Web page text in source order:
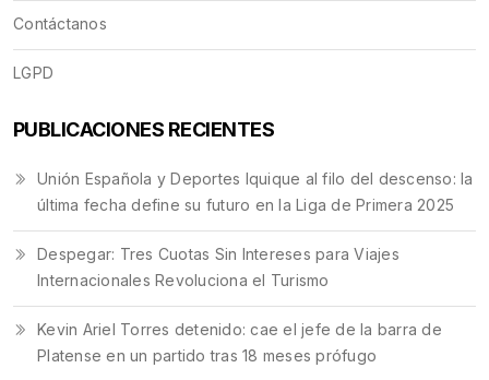
Contáctanos
LGPD
PUBLICACIONES RECIENTES
Unión Española y Deportes Iquique al filo del descenso: la
última fecha define su futuro en la Liga de Primera 2025
Despegar: Tres Cuotas Sin Intereses para Viajes
Internacionales Revoluciona el Turismo
Kevin Ariel Torres detenido: cae el jefe de la barra de
Platense en un partido tras 18 meses prófugo